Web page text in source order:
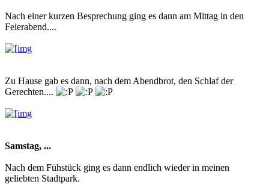
Nach einer kurzen Besprechung ging es dann am Mittag in den
Feierabend....
Zu Hause gab es dann, nach dem Abendbrot, den Schlaf der
Gerechten....
Samstag, ...
Nach dem Fühstück ging es dann endlich wieder in meinen
geliebten Stadtpark.